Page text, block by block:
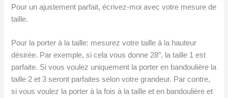
Pour un ajustement parfait, écrivez-moi avec votre mesure de
taille.
Pour la porter à la taille: mesurez votre taille à la hauteur
désirée. Par exemple, si cela vous donne 28″, la taille 1 est
parfaite. Si vous voulez uniquement la porter en bandoulière la
taille 2 et 3 seront parfaites selon votre grandeur. Par contre,
si vous voulez la porter à la fois à la taille et en bandoulière et